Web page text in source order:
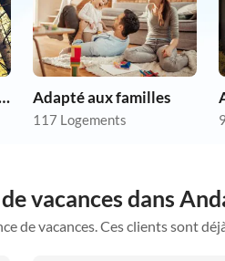
chien en vacances Adapté aux familles
117 Logements
vacances dans
de vacances. Ces clients sont